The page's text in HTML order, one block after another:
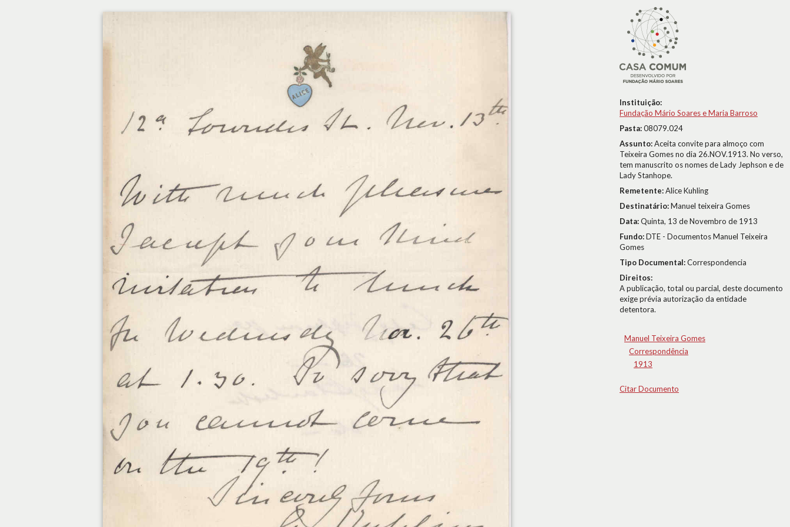
Instituição:
Fundação Mário Soares e Maria Barroso
Pasta:08079.024
Assunto:Aceita convite para almoço com
Teixeira Gomes no dia 26.NOV.1913. No verso,
tem manuscrito os nomes de Lady Jephson e de
Lady Stanhope.
Remetente:Alice Kuhling
Destinatário:Manuel teixeira Gomes
Data:Quinta, 13 de Novembro de 1913
Fundo:DTE - Documentos Manuel Teixeira
Gomes
Tipo Documental:Correspondencia
Direitos:
A publicação, total ou parcial, deste documento
exige prévia autorização da entidade
detentora.
Manuel Teixeira Gomes
Correspondência
1913
Citar Documento